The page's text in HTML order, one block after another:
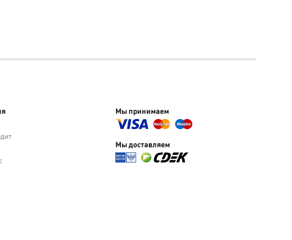
Мы принимаем
Мы доставляем